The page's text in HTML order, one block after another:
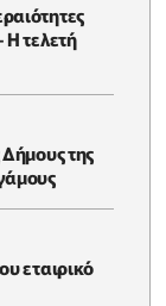
τελετή
της
εταιρικό